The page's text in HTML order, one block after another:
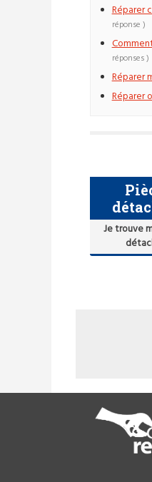
Réparer
réponse )
réponses )
Réparer
Réparer
Je trouve